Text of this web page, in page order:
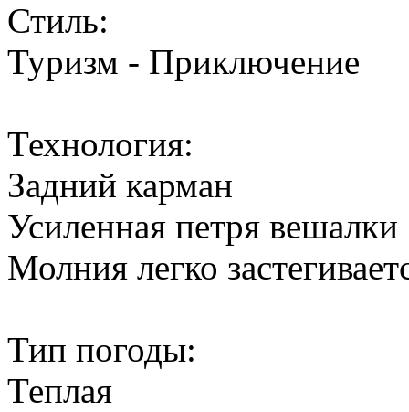
Стиль:
Туризм - Приключение
Технология:
Задний карман
Усиленная петря вешалки
Молния легко
Тип погоды:
Теплая